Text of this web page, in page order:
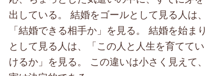
出している。 結婚をゴールとして見る人は、
「結婚できる相手か」を見る。 結婚を始まり
として見る人は、「この人と人生を育ててい
けるか」を見る。 この違いは小さく見えて、